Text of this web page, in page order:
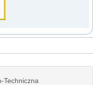
Techniczna